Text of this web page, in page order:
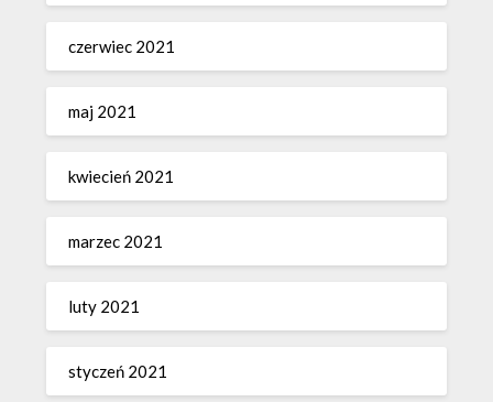
czerwiec 2021
maj 2021
kwiecień 2021
marzec 2021
luty 2021
styczeń 2021